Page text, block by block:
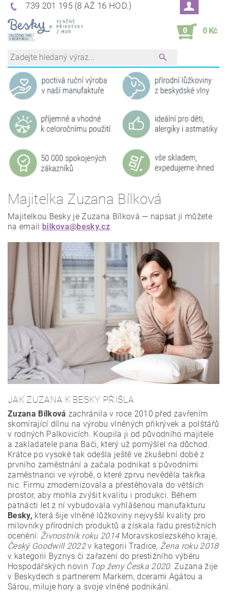
739 201 195 (8 AŽ 16 HOD.)
0 0 Kč
Majitelka Zuzana Bílková
Majitelkou Besky je Zuzana Bílková — napsat jí můžete
na email
bilkova@besky.cz
JAK ZUZANA K BESKY PŘIŠLA
Zuzana Bílková zachránila v roce 2010 před zavřením
skomírající dílnu na výrobu vlněných přikrývek a polštářů
v rodných Palkovicích. Koupila ji od původního majitele
a zakladatele pana Bači, který už pomýšlel na důchod.
Krátce po vysoké tak odešla ještě ve zkušební době z
prvního zaměstnání a začala podnikat s původními
zaměstnanci ve výrobě, o které zprvu nevěděla takřka
nic. Firmu zmodernizovala a přestěhovala do větších
prostor, aby mohla zvýšit kvalitu i produkci. Během
patnácti let z ní vybudovala vyhlášenou manufakturu
Besky, která šije vlněné lůžkoviny nejvyšší kvality pro
milovníky přírodních produktů a získala řadu prestižních
ocenění: Živnostník roku 2014Moravskoslezského kraje,
Český Goodwill 2022v kategorii Tradice,Žena roku 2018
v kategorii Byznys či zařazení do prestižního výběru
Hospodářských novin Top ženy Česka 2020. Zuzana žije
v Beskydech s partnerem Markem, dcerami Agátou a
Sárou, miluje hory a svoje vlněné podnikání.